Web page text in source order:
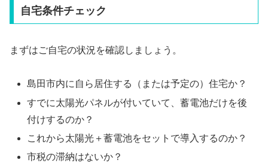
自宅条件チェック
まずはご自宅の状況を確認しましょう。
島田市内に自ら居住する（または予定の）住宅か？
すでに太陽光パネルが付いていて、蓄電池だけを後
付けするのか？
これから太陽光＋蓄電池をセットで導入するのか？
市税の滞納はないか？